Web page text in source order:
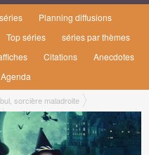
Planning diffusions
Top séries
séries par thèmes
Citations
Anecdotes
Agenda
sorcière maladroite